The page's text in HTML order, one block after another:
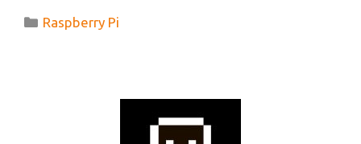
LA
Catégories
Raspberry Pi